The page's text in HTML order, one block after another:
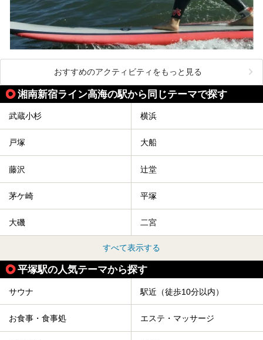
おすすめのアクティビティをもっと見る
湘南新宿ライン高海の駅から同じテーマで探す
武蔵小杉 横浜
戸塚 大船
藤沢 辻堂
茅ケ崎 平塚
大磯 二宮
すべて表示する
平塚駅の人気テーマから探す
サウナ 駅近（徒歩10分以内）
お食事・食事処 エステ・マッサージ